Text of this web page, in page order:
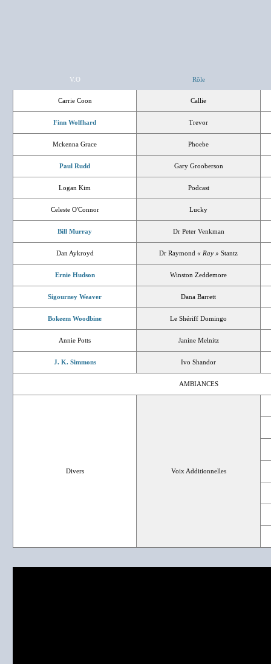
V.O Rôle
Carrie Coon Callie
Finn Wolfhard Trevor
Mckenna Grace Phoebe
Paul Rudd Gary Grooberson
Logan Kim Podcast
Celeste O'Connor Lucky
Bill Murray Dr Peter Venkman
Dan Aykroyd Dr Raymond « Ray » Stantz
Ernie Hudson Winston Zeddemore
Sigourney Weaver Dana Barrett
Bokeem Woodbine Le Shériff Domingo
Annie Potts Janine Melnitz
J. K. Simmons Ivo Shandor
AMBIANCES
Divers Voix Additionnelles